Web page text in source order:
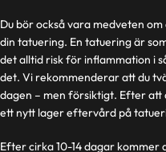
Du bör också vara medveten
din tatuering. En tatuering är
det alltid risk för inflammation i
det. Vi rekommenderar att du
dagen – men försiktigt. Efter att
ett nytt lager eftervård på
Efter cirka 10-14 dagar